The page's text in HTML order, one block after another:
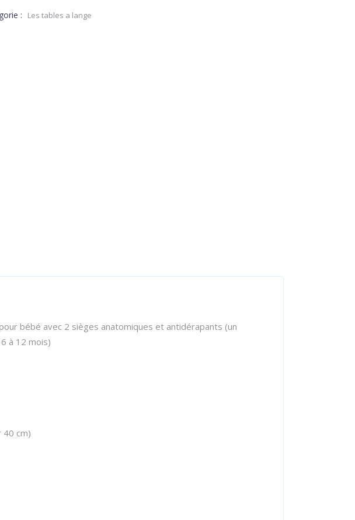
: Les tables a lange
bébé avec 2 sièges anatomiques et antidérapants (un
à 12 mois)
cm)